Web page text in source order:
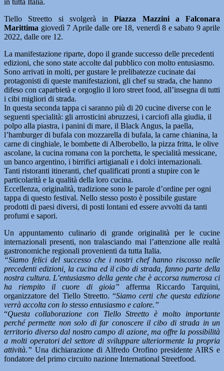
in tutta Italia.
Tiello Streetto si svolgerà inPiazza Mazzini a Falconara
Marittima giovedì 7 Aprile dalle ore 18, venerdì 8 e sabato 9 aprile
2022, dalle ore 12.
La manifestazione riparte, dopo il grande successo delle precedenti
edizioni, che sono state accolte dal pubblico con molto entusiasmo.
Sono arrivati in molti, per gustare le prelibatezze cucinate dai
protagonisti di queste manifestazioni, gli chef su strada, che hanno
difeso con caparbietà e orgoglio il loro street food, all’insegna di tutti
i cibi migliori di strada.
In questa seconda tappa ci saranno più di 20 cucine diverse con le
seguenti specialità: gli arrosticini abruzzesi, i carciofi alla giudia, il
polpo alla piastra, i panini di mare, il Black Angus, la paella,
l’hamburger di bufala con mozzarella di bufala, la carne chianina, la
carne di cinghiale, le bombette di Alberobello, la pizza fritta, le olive
ascolane, la cucina romana con la porchetta, le specialità messicane,
un banco argentino, i birrifici artigianali e i dolci internazionali.
Tanti ristoranti itineranti, chef qualificati pronti a stupire con le
particolarità e la qualità della loro cucina.
Eccellenza, originalità, tradizione sono le parole d’ordine per ogni
tappa di questo festival. Nello stesso posto è possibile gustare
prodotti di paesi diversi, di posti lontani ed essere avvolti da tanti
profumi e sapori.
Un appuntamento culinario di grande originalità per le cucine
internazionali presenti, non tralasciando mai l’attenzione alle realtà
gastronomiche regionali provenienti da tutta Italia.
“Siamo felici del successo che i nostri chef hanno riscosso nelle
precedenti edizioni, la cucina ed il cibo di strada, fanno parte della
nostra cultura. L’entusiasmo della gente che è accorsa numerosa ci
ha riempito il cuore di gioia” afferma Riccardo Tarquini,
organizzatore del Tiello Streetto. “Siamo certi che questa edizione
verrà accolta con lo stesso entusiasmo e calore.”
“Questa collaborazione con Tiello Streetto è molto importante
perché permette non solo di far conoscere il cibo di strada in un
territorio diverso dal nostro campo di azione, ma offre la possibilità
a molti operatori del settore di sviluppare ulteriormente la propria
attività.” Una dichiarazione di Alfredo Orofino presidente AIRS e
fondatore del primo circuito nazione International Streetfood.